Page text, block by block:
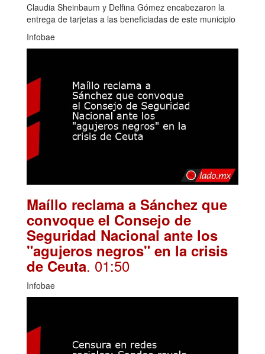
Claudia Sheinbaum y Delfina Gómez encabezaron la
entrega de tarjetas a las beneficiadas de este municipio
Infobae
Maíllo reclama a Sánchez que
convoque el Consejo de
Seguridad Nacional ante los
"agujeros negros" en la crisis
de Ceuta. 01:50
Infobae